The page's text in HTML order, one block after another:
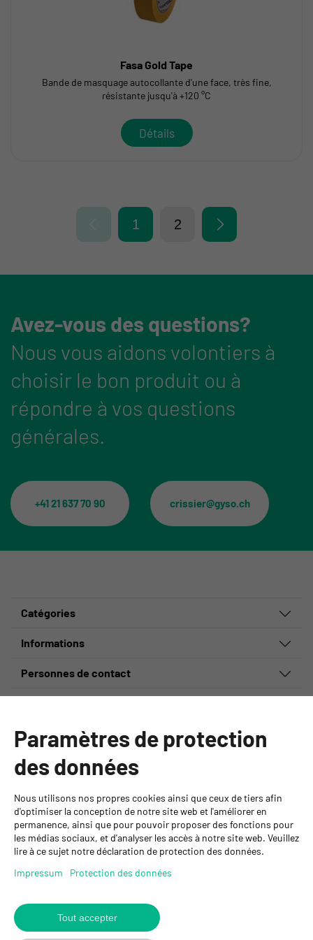
Fasa Gold Tape
Bande de masquage autocollante d'une face, très fine,
résistante jusqu'à +120 °C
Détails
1 2
Avez-vous des questions?
Nous vous aidons volontiers à
choisir le bon produit ou à
répondre à vos questions
générales.
+41 21 637 70 90 crissier@gyso.ch
Catégories
Informations
Personnes de contact
Chemin de Closalet 20
1023 Crissier
+41 21 637 70 90
crissier@gyso.ch
www.gyso.ch
suivez
GYSO
sur
suivez
GYSO
sur
suivez
GYSO
sur
Retour
au
début
© 2026 GYSO SA
Paramètres de protection
des données
Nous utilisons nos propres cookies ainsi que ceux de tiers afin
d'optimiser la conception de notre site web et l'améliorer en
permanence, ainsi que pour pouvoir proposer des fonctions pour
les médias sociaux, et d'analyser les accès à notre site web. Veuillez
lire à ce sujet notre déclaration de protection des données.
Impressum
Protection des données
Tout accepter